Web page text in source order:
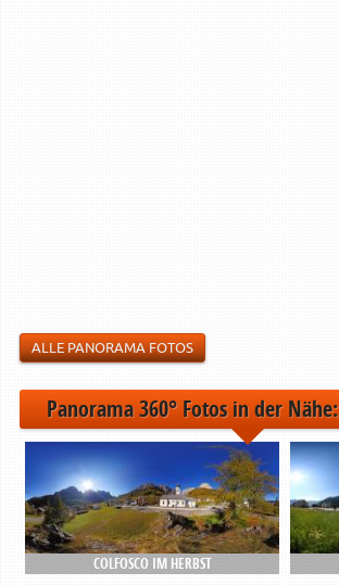
ALLE PANORAMA FOTOS
Panorama 360° Fotos in der Nähe:
COLFOSCO IM HERBST